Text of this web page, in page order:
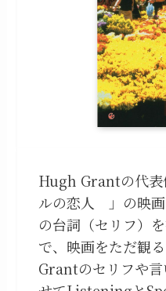
Hugh Grantの代
ルの恋人 」の映
の台詞（セリフ）
で、映画をただ観
Grantのセリフや